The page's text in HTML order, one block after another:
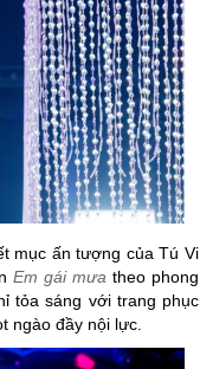
mục ấn tượng của Tú Vi
Em gái mưa theo phong
tỏa sáng với trang phục
ngào đầy nội lực.